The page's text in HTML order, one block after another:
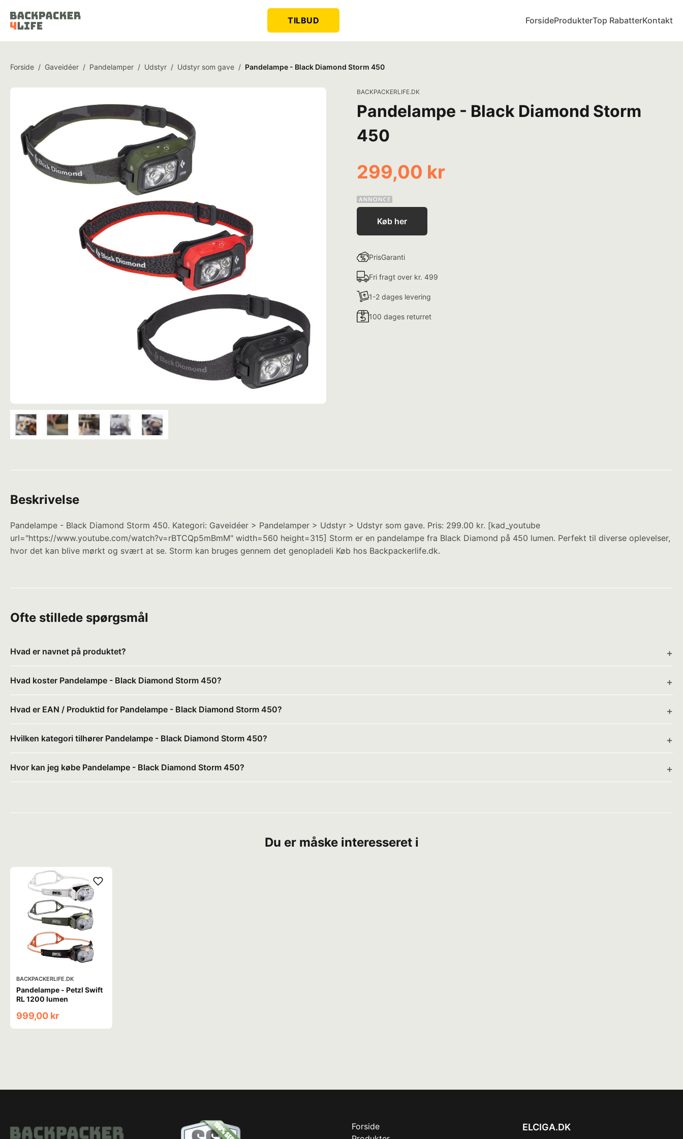
TILBUD ForsideProdukterTop RabatterKontakt
Forside / Gaveidéer / Pandelamper / Udstyr / Udstyr som gave / Pandelampe - Black Diamond Storm 450
BACKPACKERLIFE.DK
Pandelampe - Black Diamond Storm
450
299,00 kr
Køb her
PrisGaranti
Fri fragt over kr. 499
1-2 dages levering
100 dages returret
Beskrivelse
Pandelampe - Black Diamond Storm 450. Kategori: Gaveidéer > Pandelamper > Udstyr > Udstyr som gave. Pris: 299.00 kr. [kad_youtube
url="https://www.youtube.com/watch?v=rBTCQp5mBmM" width=560 height=315] Storm er en pandelampe fra Black Diamond på 450 lumen. Perfekt til diverse oplevelser,
hvor det kan blive mørkt og svært at se. Storm kan bruges gennem det genopladeli Køb hos Backpackerlife.dk.
Ofte stillede spørgsmål
Hvad er navnet på produktet?
Hvad koster Pandelampe - Black Diamond Storm 450?
Hvad er EAN / Produktid for Pandelampe - Black Diamond Storm 450?
Hvilken kategori tilhører Pandelampe - Black Diamond Storm 450?
Hvor kan jeg købe Pandelampe - Black Diamond Storm 450?
Du er måske interesseret i
BACKPACKERLIFE.DK
Pandelampe - Petzl Swift
RL 1200 lumen
999,00 kr
Forside
ELCIGA.DK